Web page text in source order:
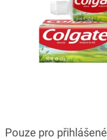
Pouze pro přihlášené